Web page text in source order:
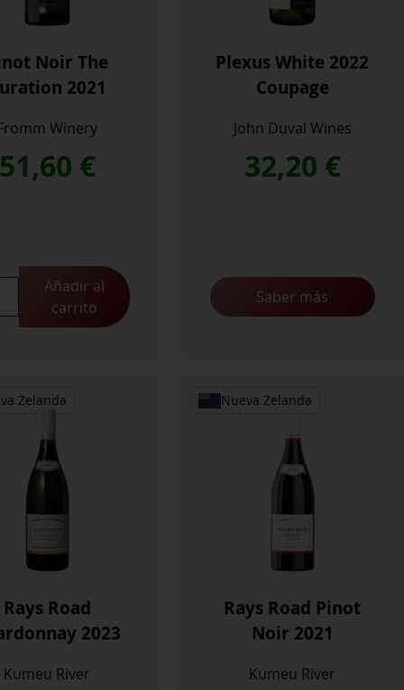
Noir The
2021
Winery
51,60 €
Añadir al
carrito
Plexus White 2022
Coupage
John Duval Wines
32,20 €
Saber más
Zelanda
Rays Road
2023
Kumeu River
Nueva Zelanda
Rays Road Pinot
Noir 2021
Kumeu River